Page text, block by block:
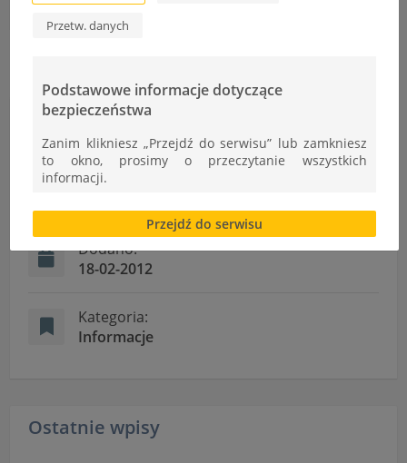
Autor:
Dodano:
18-02-2012
Kategoria:
Informacje
Ostatnie wpisy
Przetw. danych
Podstawowe informacje dotyczące
bezpieczeństwa
Zanim klikniesz „Przejdź do serwisu” lub zamkniesz
to okno, prosimy o przeczytanie wszystkich
informacji.
Brak zgody bądź ograniczenie funkcjonalności plików
cookies lub local storage, może utrudnić lub
uniemożliwić korzystanie z Serwisu.
Informacje dotyczące polityki prywatności oraz
"Nasza szkoła" > "Bezpieczeństwo"
Przejdź do serwisu